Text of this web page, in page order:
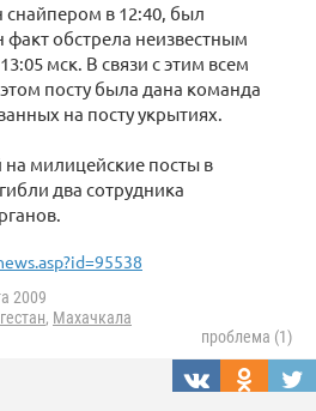
в 12:40, был
обстрела неизвестным
мск. В связи с этим всем
посту была дана команда
на посту укрытиях.
на милицейские посты в
два сотрудника
2009
, Махачкала
проблема (1)